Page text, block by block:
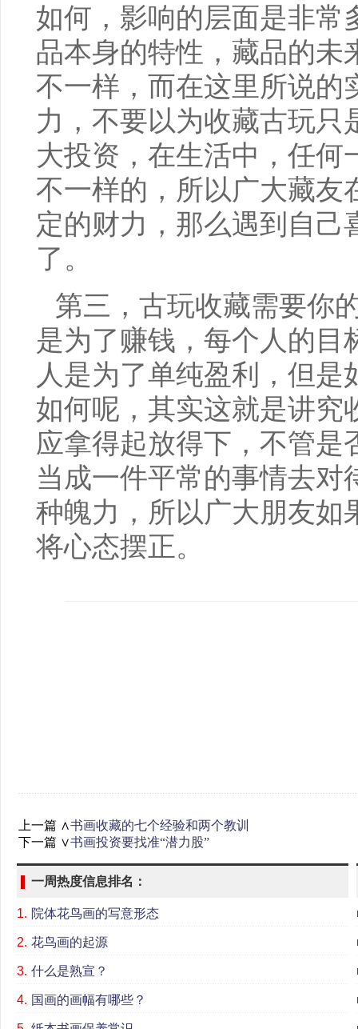
如何，影响的层面是非常
品本身的特性，藏品的未
不一样，而在这里所说的
力，不要以为收藏古玩只
大投资，在生活中，任何
不一样的，所以广大藏友
定的财力，那么遇到自己
了。
第三，古玩收藏需要你
是为了赚钱，每个人的目
人是为了单纯盈利，但
如何呢，其实这就是讲究
应拿得起放得下，不管是
当成一件平常的事情去对
种魄力，所以广大朋友如
将心态摆正。
上一篇 ∧书画收藏的七个经验和两个教训
下一篇 ∨书画投资要找准“潜力股”
一周热度信息排名：
1. 院体花鸟画的写意形态
2. 花鸟画的起源
3. 什么是熟宣？
4. 国画的画幅有哪些？